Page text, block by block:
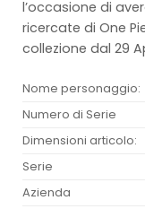
l’occasione di
ricercate di One
collezione dal 29
Nome personaggio:
Numero di Serie
Dimensioni articolo:
Serie
Azienda